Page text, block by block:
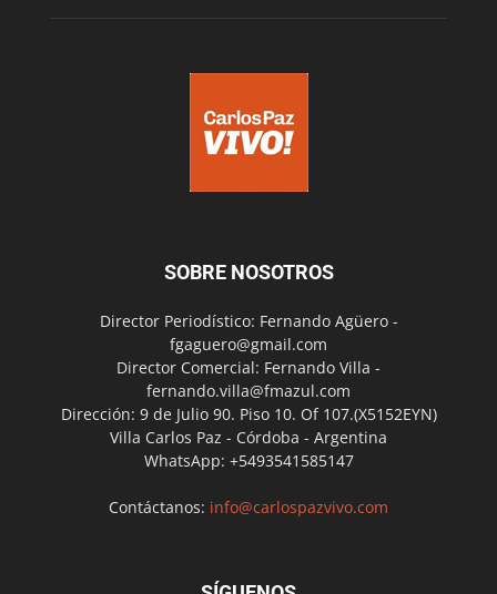
SOBRE NOSOTROS
Director Periodístico: Fernando Agüero -
fgaguero@gmail.com
Director Comercial: Fernando Villa -
fernando.villa@fmazul.com
Dirección: 9 de Julio 90. Piso 10. Of 107.(X5152EYN)
Villa Carlos Paz - Córdoba - Argentina
WhatsApp: +5493541585147
Contáctanos: info@carlospazvivo.com